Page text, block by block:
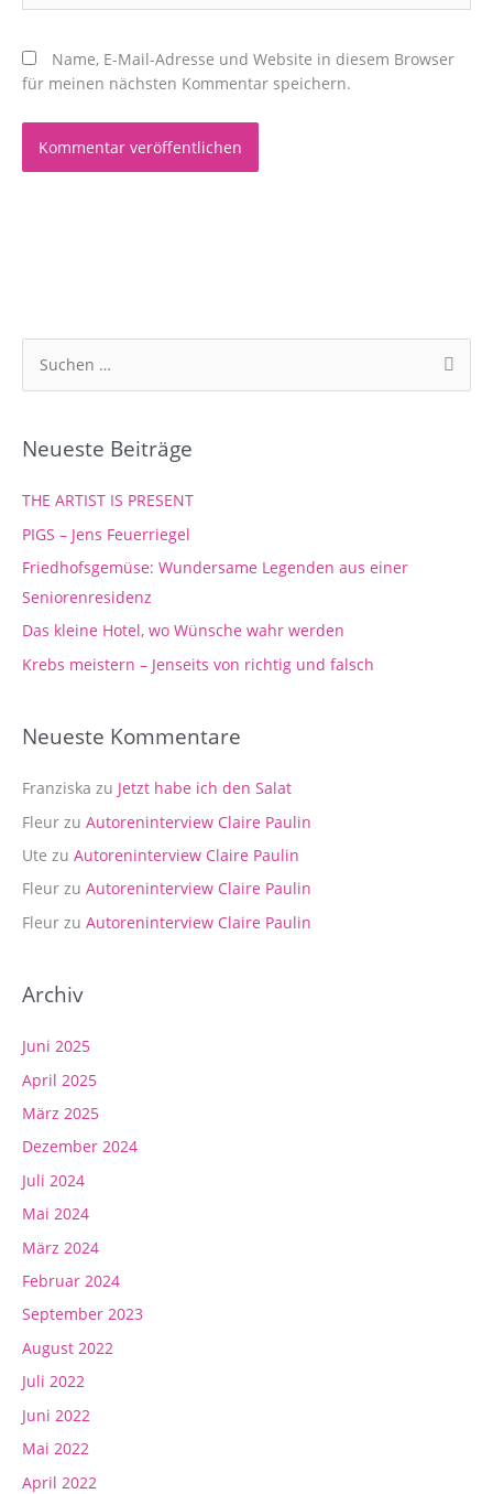
Name, E-Mail-Adresse und Website in diesem Browser
für meinen nächsten Kommentar speichern.
u
h
n
a
c
h
:
Neueste Beiträge
THE ARTIST IS PRESENT
PIGS – Jens Feuerriegel
Friedhofsgemüse: Wundersame Legenden aus einer
Seniorenresidenz
Das kleine Hotel, wo Wünsche wahr werden
Krebs meistern – Jenseits von richtig und falsch
Neueste Kommentare
Franziska zu Jetzt habe ich den Salat
Fleur zu Autoreninterview Claire Paulin
Ute zu Autoreninterview Claire Paulin
Fleur zu Autoreninterview Claire Paulin
Fleur zu Autoreninterview Claire Paulin
Archiv
Juni 2025
April 2025
März 2025
Dezember 2024
Juli 2024
Mai 2024
März 2024
Februar 2024
September 2023
August 2022
Juli 2022
Juni 2022
Mai 2022
April 2022